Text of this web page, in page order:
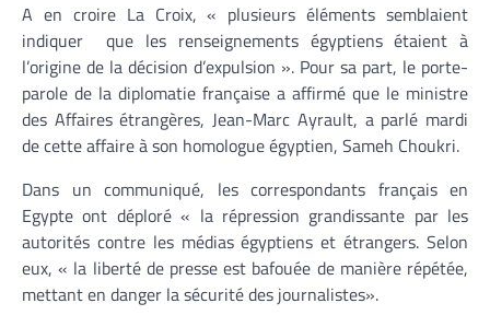
A en croire La Croix, « plusieurs éléments semblaient
indiquer que les renseignements égyptiens étaient à
l’origine de la décision d’expulsion ». Pour sa part, le porte-
parole de la diplomatie française a affirmé que le ministre
des Affaires étrangères, Jean-Marc Ayrault, a parlé mardi
de cette affaire à son homologue égyptien, Sameh Choukri.
Dans un communiqué, les correspondants français en
Egypte ont déploré « la répression grandissante par les
autorités contre les médias égyptiens et étrangers. Selon
eux, « la liberté de presse est bafouée de manière répétée,
mettant en danger la sécurité des journalistes».